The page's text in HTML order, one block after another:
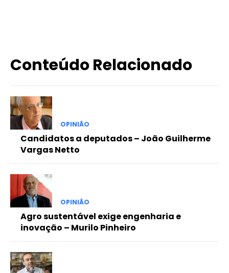
Conteúdo Relacionado
OPINIÃO
Candidatos a deputados – João Guilherme
Vargas Netto
OPINIÃO
Agro sustentável exige engenharia e
inovação – Murilo Pinheiro